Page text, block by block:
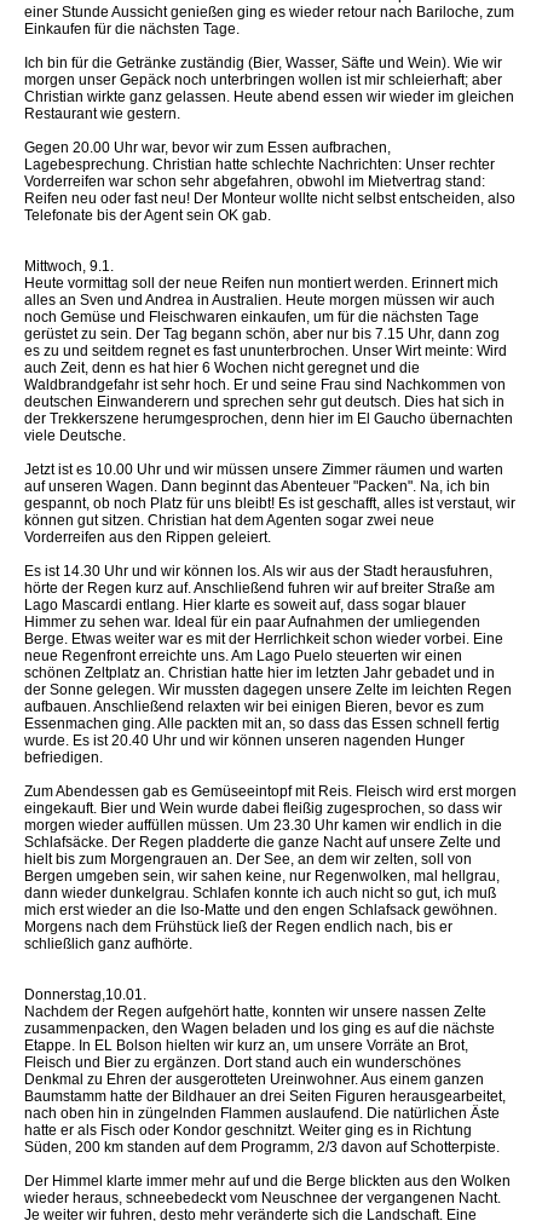
einer Stunde Aussicht genießen ging es wieder retour nach Bariloche, zum
Einkaufen für die nächsten Tage.
Ich bin für die Getränke zuständig (Bier, Wasser, Säfte und Wein). Wie wir
morgen unser Gepäck noch unterbringen wollen ist mir schleierhaft; aber
Christian wirkte ganz gelassen. Heute abend essen wir wieder im gleichen
Restaurant wie gestern.
Gegen 20.00 Uhr war, bevor wir zum Essen aufbrachen,
Lagebesprechung. Christian hatte schlechte Nachrichten: Unser rechter
Vorderreifen war schon sehr abgefahren, obwohl im Mietvertrag stand:
Reifen neu oder fast neu! Der Monteur wollte nicht selbst entscheiden, also
Telefonate bis der Agent sein OK gab.
Mittwoch, 9.1.
Heute vormittag soll der neue Reifen nun montiert werden. Erinnert mich
alles an Sven und Andrea in Australien. Heute morgen müssen wir auch
noch Gemüse und Fleischwaren einkaufen, um für die nächsten Tage
gerüstet zu sein. Der Tag begann schön, aber nur bis 7.15 Uhr, dann zog
es zu und seitdem regnet es fast ununterbrochen. Unser Wirt meinte: Wird
auch Zeit, denn es hat hier 6 Wochen nicht geregnet und die
Waldbrandgefahr ist sehr hoch. Er und seine Frau sind Nachkommen von
deutschen Einwanderern und sprechen sehr gut deutsch. Dies hat sich in
der Trekkerszene herumgesprochen, denn hier im El Gaucho übernachten
viele Deutsche.
Jetzt ist es 10.00 Uhr und wir müssen unsere Zimmer räumen und warten
auf unseren Wagen. Dann beginnt das Abenteuer "Packen". Na, ich bin
gespannt, ob noch Platz für uns bleibt! Es ist geschafft, alles ist verstaut, wir
können gut sitzen. Christian hat dem Agenten sogar zwei neue
Vorderreifen aus den Rippen geleiert.
Es ist 14.30 Uhr und wir können los. Als wir aus der Stadt herausfuhren,
hörte der Regen kurz auf. Anschließend fuhren wir auf breiter Straße am
Lago Mascardi entlang. Hier klarte es soweit auf, dass sogar blauer
Himmer zu sehen war. Ideal für ein paar Aufnahmen der umliegenden
Berge. Etwas weiter war es mit der Herrlichkeit schon wieder vorbei. Eine
neue Regenfront erreichte uns. Am Lago Puelo steuerten wir einen
schönen Zeltplatz an. Christian hatte hier im letzten Jahr gebadet und in
der Sonne gelegen. Wir mussten dagegen unsere Zelte im leichten Regen
aufbauen. Anschließend relaxten wir bei einigen Bieren, bevor es zum
Essenmachen ging. Alle packten mit an, so dass das Essen schnell fertig
wurde. Es ist 20.40 Uhr und wir können unseren nagenden Hunger
befriedigen.
Zum Abendessen gab es Gemüseeintopf mit Reis. Fleisch wird erst morgen
eingekauft. Bier und Wein wurde dabei fleißig zugesprochen, so dass wir
morgen wieder auffüllen müssen. Um 23.30 Uhr kamen wir endlich in die
Schlafsäcke. Der Regen pladderte die ganze Nacht auf unsere Zelte und
hielt bis zum Morgengrauen an. Der See, an dem wir zelten, soll von
Bergen umgeben sein, wir sahen keine, nur Regenwolken, mal hellgrau,
dann wieder dunkelgrau. Schlafen konnte ich auch nicht so gut, ich muß
mich erst wieder an die Iso-Matte und den engen Schlafsack gewöhnen.
Morgens nach dem Frühstück ließ der Regen endlich nach, bis er
schließlich ganz aufhörte.
Donnerstag,10.01.
Nachdem der Regen aufgehört hatte, konnten wir unsere nassen Zelte
zusammenpacken, den Wagen beladen und los ging es auf die nächste
Etappe. In EL Bolson hielten wir kurz an, um unsere Vorräte an Brot,
Fleisch und Bier zu ergänzen. Dort stand auch ein wunderschönes
Denkmal zu Ehren der ausgerotteten Ureinwohner. Aus einem ganzen
Baumstamm hatte der Bildhauer an drei Seiten Figuren herausgearbeitet,
nach oben hin in züngelnden Flammen auslaufend. Die natürlichen Äste
hatte er als Fisch oder Kondor geschnitzt. Weiter ging es in Richtung
Süden, 200 km standen auf dem Programm, 2/3 davon auf Schotterpiste.
Der Himmel klarte immer mehr auf und die Berge blickten aus den Wolken
wieder heraus, schneebedeckt vom Neuschnee der vergangenen Nacht.
Je weiter wir fuhren, desto mehr veränderte sich die Landschaft. Eine